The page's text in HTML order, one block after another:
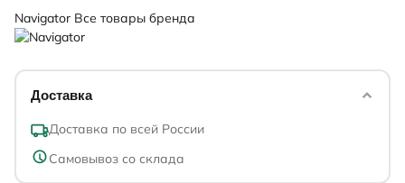
Navigator Все товары бренда
Доставка
Доставка по всей России
Самовывоз со склада